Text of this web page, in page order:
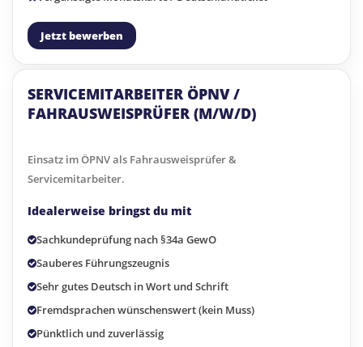
Jetzt bewerben
SERVICEMITARBEITER ÖPNV /
FAHRAUSWEISPRÜFER (M/W/D)
Einsatz im ÖPNV als Fahrausweisprüfer &
Servicemitarbeiter.
Idealerweise bringst du mit
Sachkundeprüfung nach §34a GewO
Sauberes Führungszeugnis
Sehr gutes Deutsch in Wort und Schrift
Fremdsprachen wünschenswert (kein Muss)
Pünktlich und zuverlässig